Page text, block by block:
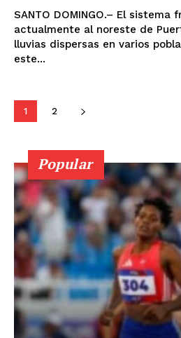
SANTO DOMINGO.– El
actualmente al noreste de
lluvias dispersas en varios
este...
1 2
Popular